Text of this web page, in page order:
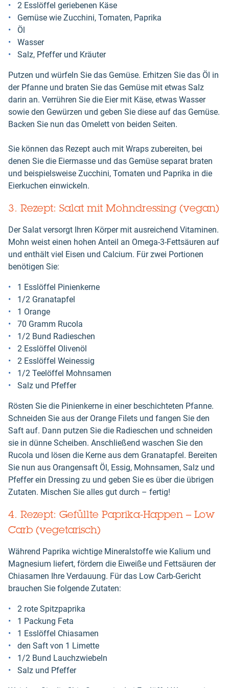
2 Esslöffel geriebenen Käse
Gemüse wie Zucchini, Tomaten, Paprika
Öl
Wasser
Salz, Pfeffer und Kräuter
Putzen und würfeln Sie das Gemüse. Erhitzen Sie das Öl in
der Pfanne und braten Sie das Gemüse mit etwas Salz
darin an. Verrühren Sie die Eier mit Käse, etwas Wasser
sowie den Gewürzen und geben Sie diese auf das Gemüse.
Backen Sie nun das Omelett von beiden Seiten.
Sie können das Rezept auch mit Wraps zubereiten, bei
denen Sie die Eiermasse und das Gemüse separat braten
und beispielsweise Zucchini, Tomaten und Paprika in die
Eierkuchen einwickeln.
3. Rezept: Salat mit Mohndressing (vegan)
Der Salat versorgt Ihren Körper mit ausreichend Vitaminen.
Mohn weist einen hohen Anteil an Omega-3-Fettsäuren auf
und enthält viel Eisen und Calcium. Für zwei Portionen
benötigen Sie:
1 Esslöffel Pinienkerne
1/2 Granatapfel
1 Orange
70 Gramm Rucola
1/2 Bund Radieschen
2 Esslöffel Olivenöl
2 Esslöffel Weinessig
1/2 Teelöffel Mohnsamen
Salz und Pfeffer
Rösten Sie die Pinienkerne in einer beschichteten Pfanne.
Schneiden Sie aus der Orange Filets und fangen Sie den
Saft auf. Dann putzen Sie die Radieschen und schneiden
sie in dünne Scheiben. Anschließend waschen Sie den
Rucola und lösen die Kerne aus dem Granatapfel. Bereiten
Sie nun aus Orangensaft Öl, Essig, Mohnsamen, Salz und
Pfeffer ein Dressing zu und geben Sie es über die übrigen
Zutaten. Mischen Sie alles gut durch – fertig!
4. Rezept: Gefüllte Paprika-Happen – Low
Carb (vegetarisch)
Während Paprika wichtige Mineralstoffe wie Kalium und
Magnesium liefert, fördern die Eiweiße und Fettsäuren der
Chiasamen Ihre Verdauung. Für das Low Carb-Gericht
brauchen Sie folgende Zutaten:
2 rote Spitzpaprika
1 Packung Feta
1 Esslöffel Chiasamen
den Saft von 1 Limette
1/2 Bund Lauchzwiebeln
Salz und Pfeffer